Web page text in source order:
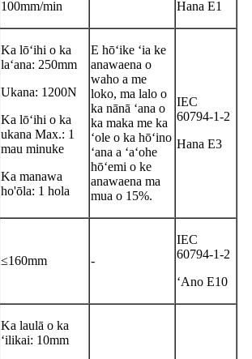
100mm/min
Hana E1
Ka lōʻihi o ka
laʻana: 250mm
Ukana: 1200N
Ka lōʻihi o ka
ukana Max.: 1
mau minuke
Ka manawa
ho'ōla: 1 hola
E hōʻike ʻia ke
anawaena o
waho a me
loko, ma lalo o
ka nānā ʻana o
ka maka me ka
ʻole o ka hōʻino
ʻana a ʻaʻohe
hōʻemi o ke
anawaena ma
mua o 15%.
IEC
60794-1-2
Hana E3
≤160mm -
IEC
60794-1-2
ʻAno E10
Ka laulā o ka
ʻilikai: 10mm